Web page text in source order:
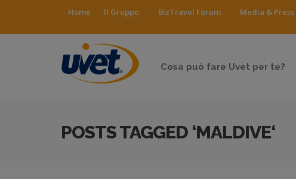
Home Il Gruppo BizTravel Forum Media & Press
Cosa può fare Uvet per te?
POSTS TAGGED ‘MALDIVE‘